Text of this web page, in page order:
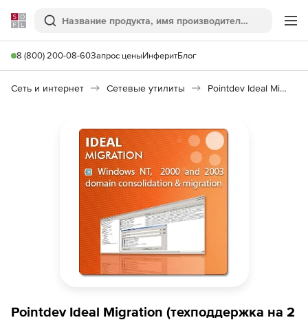
Softline
Поиск
8 (800) 200-08-60Запрос ценыИнферитБлог
Сеть и интернет Сетевые утилиты Pointdev Ideal Migration
Pointdev Ideal Migration (техподдержка на 2